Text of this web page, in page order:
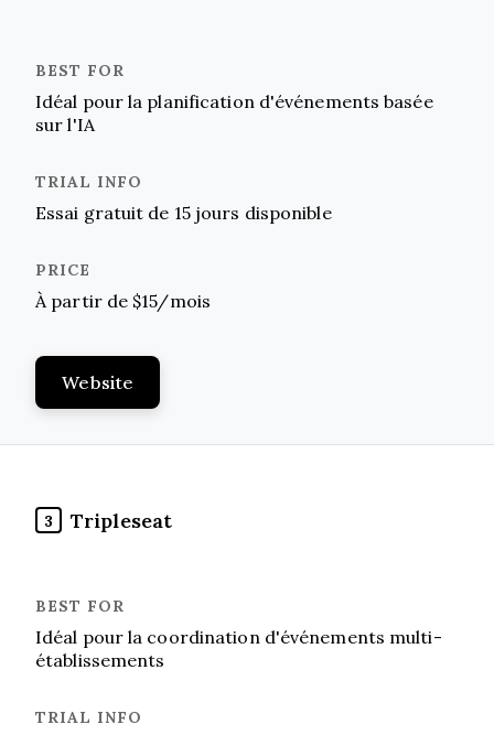
Idéal pour la planification d'événements basée
sur l'IA
Essai gratuit de 15 jours disponible
À partir de $15/mois
Website
3 Tripleseat
Idéal pour la coordination d'événements multi-
établissements